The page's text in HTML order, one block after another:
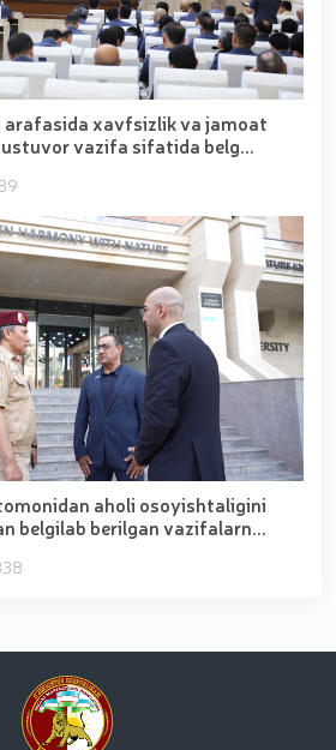
xavfsizlik va jamoat
vazifa sifatida belg...
aholi osoyishtaligini
belgilab berilgan vazifalarn...